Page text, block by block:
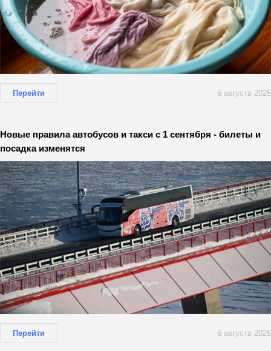
Перейти 6 августа 2026
Новые правила автобусов и такси с 1 сентября - билеты и
посадка изменятся
Перейти 6 августа 2026